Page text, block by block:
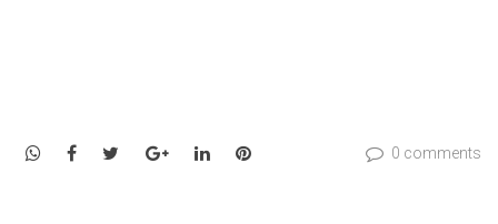
WhatsApp
Facebook
TwitterGoogle+LinkedInPinterest 0 comments